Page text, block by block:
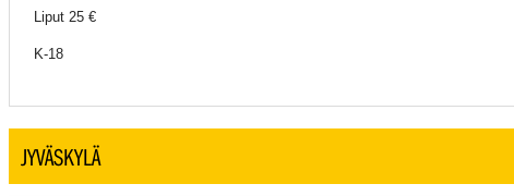
Liput 25 €
K-18
JYVÄSKYLÄ